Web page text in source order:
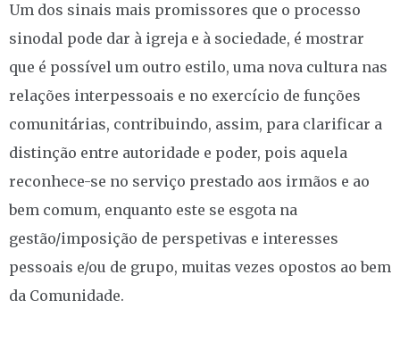
Um dos sinais mais promissores que o processo
sinodal pode dar à igreja e à sociedade, é mostrar
que é possível um outro estilo, uma nova cultura nas
relações interpessoais e no exercício de funções
comunitárias, contribuindo, assim, para clarificar a
distinção entre autoridade e poder, pois aquela
reconhece-se no serviço prestado aos irmãos e ao
bem comum, enquanto este se esgota na
gestão/imposição de perspetivas e interesses
pessoais e/ou de grupo, muitas vezes opostos ao bem
da Comunidade.